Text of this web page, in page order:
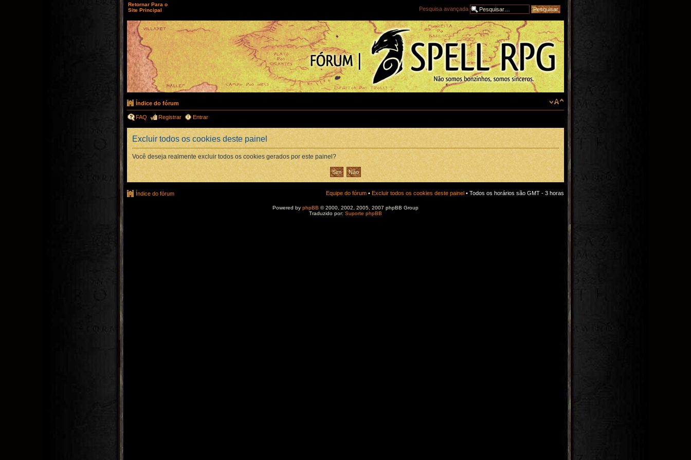
Retornar Para o
Site Principal
Pesquisa avançada
Índice do fórum
FAQ Registrar Entrar
Excluir todos os cookies deste painel
Você deseja realmente excluir todos os cookies gerados por este painel?
Índice do fórum Equipe do fórum • Excluir todos os cookies deste painel • Todos os horários são GMT - 3 horas
Powered by phpBB © 2000, 2002, 2005, 2007 phpBB Group
Traduzido por: Suporte phpBB